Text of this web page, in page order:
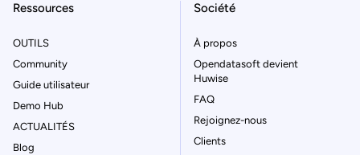
Ressources
OUTILS
Community
Guide utilisateur
Demo Hub
ACTUALITÉS
Blog
Société
À propos
Opendatasoft devient
Huwise
FAQ
Rejoignez-nous
Clients